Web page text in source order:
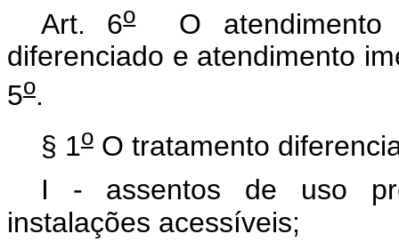
Art. 6oO atendimento
diferenciado e atendimento
5o.
§ 1oO tratamento
I - assentos de uso
instalações acessíveis;